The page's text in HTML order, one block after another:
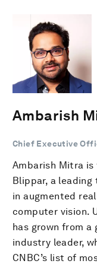
Ambarish
Chief Executive
Ambarish Mitra is
Blippar, a
in augmented
computer vision.
has grown from a
industry leader,
CNBC’s list of